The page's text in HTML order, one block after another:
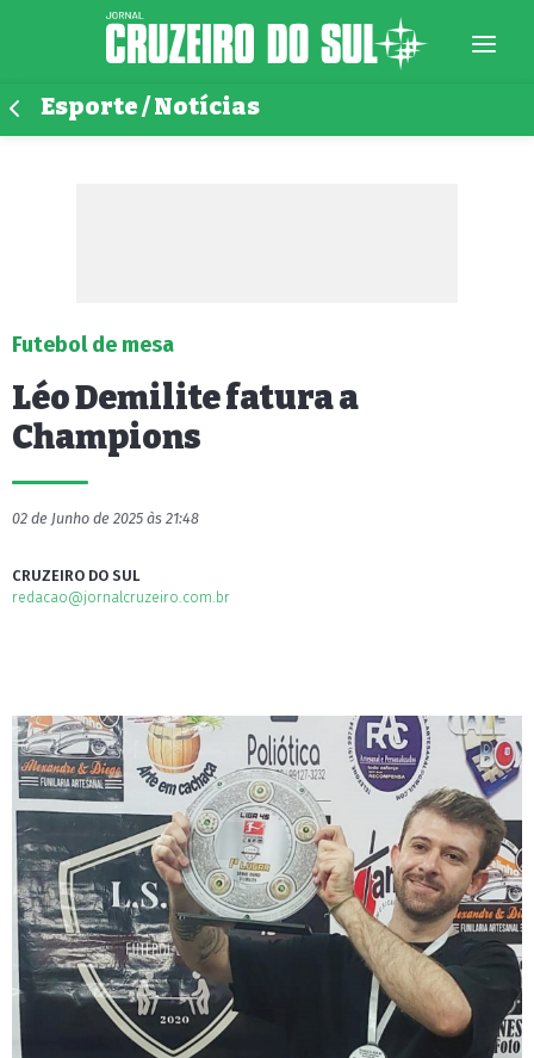
Esporte / Notícias
Futebol de mesa
Léo Demilite fatura a
Champions
02 de Junho de 2025 às 21:48
CRUZEIRO DO SUL
redacao@jornalcruzeiro.com.br